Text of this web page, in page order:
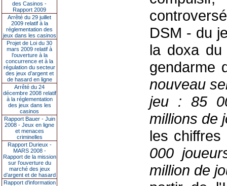
des Casinos -
Rapport 2009
Arrêté du 29 juillet
2009 relatif à la
réglementation des
jeux dans les casinos
Projet de Loi du 30
mars 2009 relatif à
l’ouverture à la
concurrence et à la
régulation du secteur
des jeux d’argent et
de hasard en ligne
Arrêté du 24
décembre 2008 relatif
à la réglementation
des jeux dans les
casinos
Rapport Bauer - Juin
2008 - Jeux en ligne
et menaces
criminelles
Rapport Durieux -
MARS 2008 -
Rapport de la mission
sur l’ouverture du
marché des jeux
d’argent et de hasard
Rapport d'information
DSM - du
la doxa du
gendarme
nouveau
jeu : 85
millions de
les
000
million de